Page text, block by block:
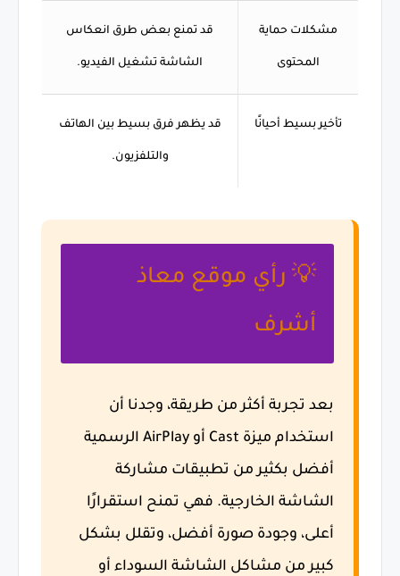
مشكلات حماية
المحتوى
قد تمنع بعض طرق انعكاس
الشاشة تشغيل الفيديو.
تأخير بسيط أحيانًا قد يظهر فرق بسيط بين الهاتف
والتلفزيون.
💡 رأي موقع معاذ
أشرف
بعد تجربة أكثر من طريقة، وجدنا أن
استخدام ميزة Cast أو AirPlay الرسمية
أفضل بكثير من تطبيقات مشاركة
الشاشة الخارجية. فهي تمنح استقرارًا
أعلى، وجودة صورة أفضل، وتقلل بشكل
كبير من مشاكل الشاشة السوداء أو